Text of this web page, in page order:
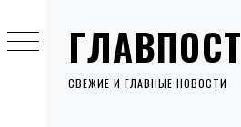
ГЛАВПОСТ
СВЕЖИЕ И ГЛАВНЫЕ НОВОСТИ
to
content